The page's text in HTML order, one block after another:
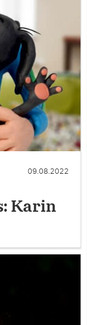
09.08.2022
Karin